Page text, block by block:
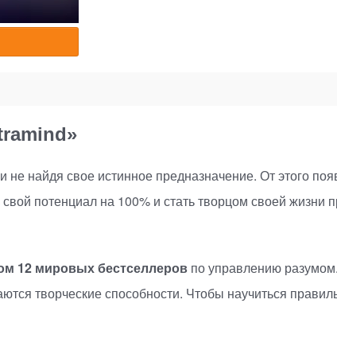
найдя свое истинное предназначение. От этого
потенциал на 100% и стать творцом своей жизни
12 мировых бестселлеров по управлению
творческие способности. Чтобы научиться